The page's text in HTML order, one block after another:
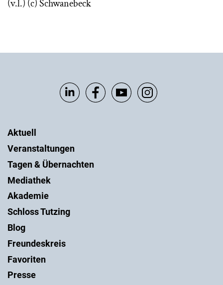
(v.l.) (c) Schwanebeck
Aktuell
Veranstaltungen
Tagen & Übernachten
Mediathek
Akademie
Schloss Tutzing
Blog
Freundeskreis
Favoriten
Presse